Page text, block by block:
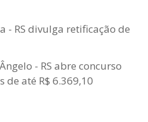
- RS divulga retificação de
- RS abre concurso
até R$ 6.369,10